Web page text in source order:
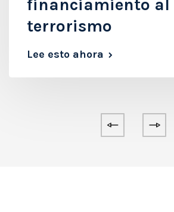
financiamiento al
terrorismo
Lee esto ahora